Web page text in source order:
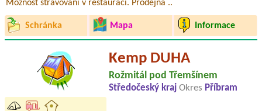
Možnost stravování v restauraci. Prodejna ..
Schránka Mapa Informace
Kemp DUHA
Rožmitál pod Třemšínem
Středočeský kraj Okres Příbram